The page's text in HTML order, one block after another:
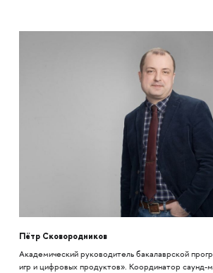
Пётр Сковородников
Академический руководитель бакалаврской
игр и цифровых продуктов». Координатор саунд-